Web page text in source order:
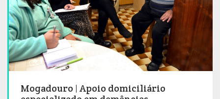
Mogadouro | Apoio domiciliário